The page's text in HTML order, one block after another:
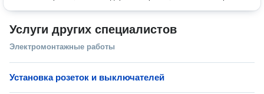
Услуги других специалистов
Электромонтажные работы
Установка розеток и выключателей